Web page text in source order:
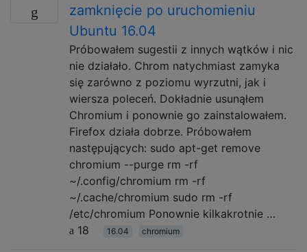
zamknięcie po uruchomieniu
Ubuntu 16.04
Próbowałem sugestii z innych wątków i nic
nie działało. Chrom natychmiast zamyka
się zarówno z poziomu wyrzutni, jak i
wiersza poleceń. Dokładnie usunąłem
Chromium i ponownie go zainstalowałem.
Firefox działa dobrze. Próbowałem
następujących: sudo apt-get remove
chromium --purge rm -rf
~/.config/chromium rm -rf
~/.cache/chromium sudo rm -rf
/etc/chromium Ponownie kilkakrotnie …
18
16.04 chromium